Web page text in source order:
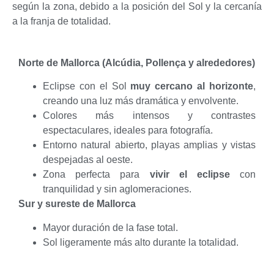
según la zona, debido a la posición del Sol y la cercanía
a la franja de totalidad.
Norte de Mallorca (Alcúdia, Pollença y alrededores)
Eclipse con el Sol muy cercano al horizonte,
creando una luz más dramática y envolvente.
Colores más intensos y contrastes
espectaculares, ideales para fotografía.
Entorno natural abierto, playas amplias y vistas
despejadas al oeste.
Zona perfecta para vivir el eclipse con
tranquilidad y sin aglomeraciones.
Sur y sureste de Mallorca
Mayor duración de la fase total.
Sol ligeramente más alto durante la totalidad.